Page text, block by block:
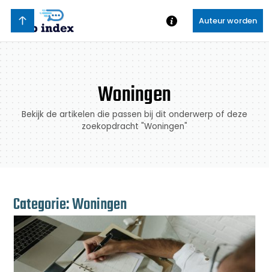
Auteur worden
Woningen
Bekijk de artikelen die passen bij dit onderwerp of deze
zoekopdracht "Woningen"
Categorie: Woningen